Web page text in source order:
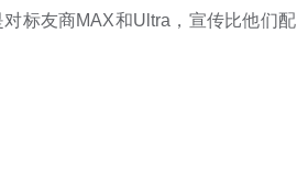
标友商MAX和Ultra，宣传比他们配